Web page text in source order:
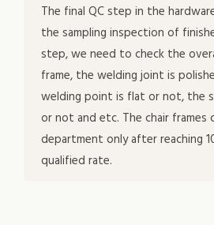
The final QC step in the
the sampling inspection of
step, we need to check the
frame, the welding joint is
welding point is flat or not, the
or not and etc. The chair frames
department only after reaching
qualified rate.